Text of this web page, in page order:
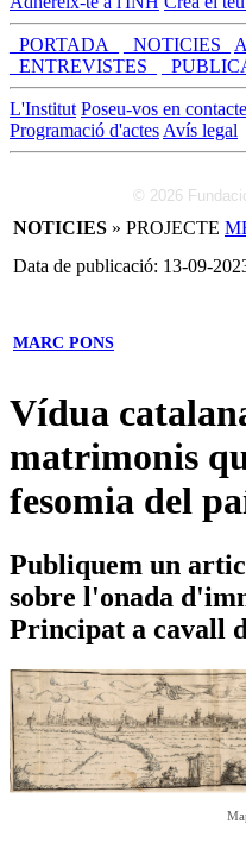
_PORTADA_ _NOTICIES_
_ENTREVISTES_
L'Institut Poseu-vos en
Programació d'actes Avís legal
© 2026
NOTICIES » PROJECTE
Data de publicació: 13-09-
MARC PONS
Vídua
matrimonis
fesomia del
Publiquem un
sobre l'onada
Principat a cavall